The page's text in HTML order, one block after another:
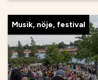
Musik, nöje, festival